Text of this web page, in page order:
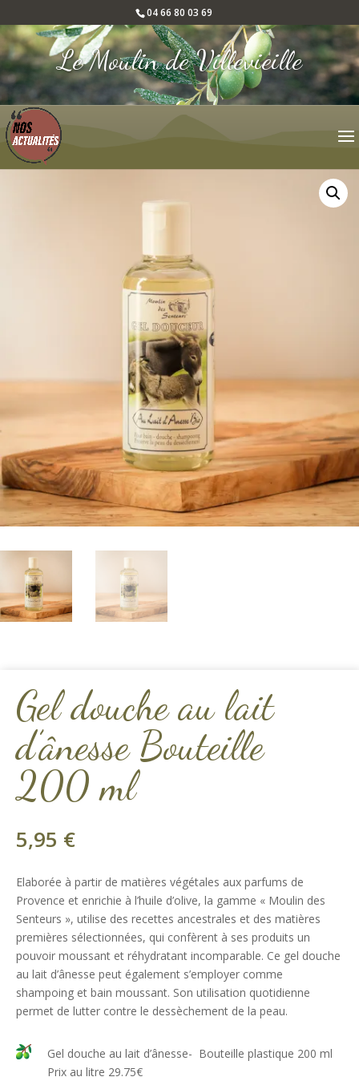
04 66 80 03 69
Le Moulin de Villevieille
Gel douche au lait
d’ânesse Bouteille
200 ml
5,95 €
Elaborée à partir de matières végétales aux parfums de
Provence et enrichie à l’huile d’olive, la gamme « Moulin des
Senteurs », utilise des recettes ancestrales et des matières
premières sélectionnées, qui confèrent à ses produits un
pouvoir moussant et réhydratant incomparable. Ce gel douche
au lait d’ânesse peut également s’employer comme
shampoing et bain moussant. Son utilisation quotidienne
permet de lutter contre le dessèchement de la peau.
Gel douche au lait d’ânesse- Bouteille plastique 200 ml
Prix au litre 29.75€